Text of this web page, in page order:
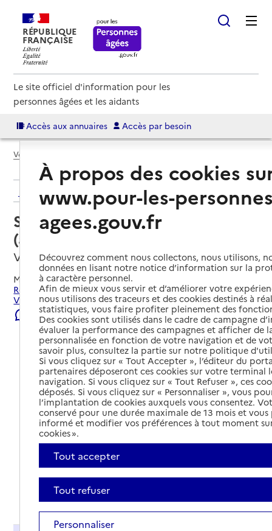
RÉPUBLIQUE
FRANÇAISE
Le site officiel d'information pour les
personnes âgées et les aidants
Accès aux annuaires Accès par besoin
Voir le fil d’Ariane
Retour aux résultats de l'annuaire
Service autonomie à domicile
(aide) – Biboo Family
Valence, DROME
Mis à jour le22/07/2026
Rechercher les établissements et services autour de
Valence.
Signaler une erreur
À propos des cookies
www.pour-les-
agees.gouv.fr
Découvrez comment nous collectons, nous utilisons,
données en lisant notre notice d’information sur la
à caractère personnel.
Afin de mieux vous servir et d’améliorer votre
nous utilisons des traceurs et des cookies destinés à
statistiques, vous faire profiter pleinement des
Des cookies sont utilisés dans le cadre de campagne
évaluer la performance des campagnes et afficher de
personnalisée en fonction de votre navigation et de
savoir plus, consultez la partie sur notre politique
Si vous cliquez sur « Tout Accepter », l’éditeur du
partenaires déposeront ces cookies sur votre terminal
navigation. Si vous cliquez sur « Tout Refuser », ces
déposés. Si vous cliquez sur « Personnaliser », vous
l’implantation de cookies auxquels vous consentez.
conservé pour une durée maximale de 13 mois et
informé et modifier vos préférences à tout moment
cookies ».
Tout accepter
Tout refuser
Personnaliser